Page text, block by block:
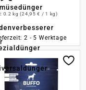
0.2 kg(24,95 € / 1 kg)
2 - 5 Werktage